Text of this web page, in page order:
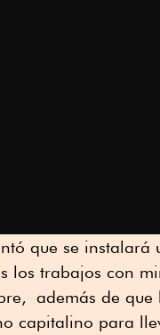
que se instalará
los trabajos con
además de que
capitalino para